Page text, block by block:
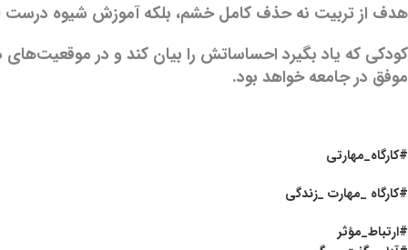
هدف از تربیت نه حذف کامل خشم، بلکه آموزش شیوه درست
کودکی که یاد بگیرد احساساتش را بیان کند و در موقعیت‌های
موفق در جامعه خواهد بود.
#کارگاه_مهارتی
#کارگاه _مهارت _زندگی
#ارتباط_مؤثر